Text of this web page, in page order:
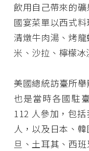
飲用自己帶來的
國宴菜單以西式
清燉牛肉湯、烤
米、沙拉、檸檬冰
美國總統訪臺所
也是當時各國駐
112 人參加，包
人，以及日本、
旦、土耳其、西